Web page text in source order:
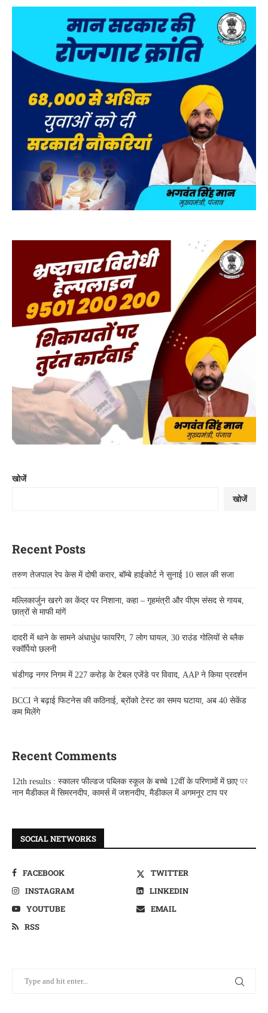
खोजें
खोजें
Recent Posts
तरुण तेजपाल रेप केस में दोषी करार, बॉम्बे हाईकोर्ट ने सुनाई 10 साल की सजा
मल्लिकार्जुन खरगे का केंद्र पर निशाना, कहा – गृहमंत्री और पीएम संसद से गायब,
छात्रों से माफी मांगें
दादरी में थाने के सामने अंधाधुंध फायरिंग, 7 लोग घायल, 30 राउंड गोलियों से ब्लैक
स्कॉर्पियो छलनी
चंडीगढ़ नगर निगम में 227 करोड़ के टेबल एजेंडे पर विवाद, AAP ने किया प्रदर्शन
BCCI ने बढ़ाई फिटनेस की कठिनाई, ब्रोंको टेस्ट का समय घटाया, अब 40 सेकेंड
कम मिलेंगे
Recent Comments
12th results : स्कालर फील्डज पब्लिक स्कूल के बच्चे 12वीं के परिणामों में छाएपर
नान मैडीकल में सिमरनदीप, कामर्स में जशनदीप, मैडीकल में अगमनूर टाप पर
SOCIAL NETWORKS
FACEBOOK
TWITTER
INSTAGRAM
LINKEDIN
YOUTUBE
EMAIL
RSS